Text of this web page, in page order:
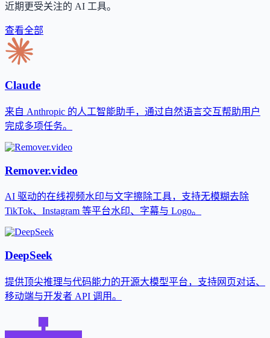
近期更受关注的 AI 工具。
查看全部
Claude
来自 Anthropic 的人工智能助手，通过自然语言交互帮助用户
完成多项任务。
Remover.video
AI 驱动的在线视频水印与文字擦除工具，支持无模糊去除
TikTok、Instagram 等平台水印、字幕与 Logo。
DeepSeek
提供顶尖推理与代码能力的开源大模型平台，支持网页对话、
移动端与开发者 API 调用。